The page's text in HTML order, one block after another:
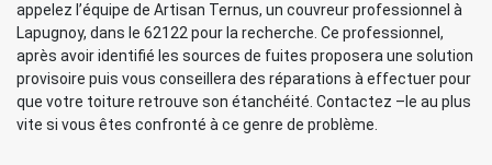
appelez l’équipe de Artisan Ternus, un couvreur professionnel à
Lapugnoy, dans le 62122 pour la recherche. Ce professionnel,
après avoir identifié les sources de fuites proposera une solution
provisoire puis vous conseillera des réparations à effectuer pour
que votre toiture retrouve son étanchéité. Contactez –le au plus
vite si vous êtes confronté à ce genre de problème.